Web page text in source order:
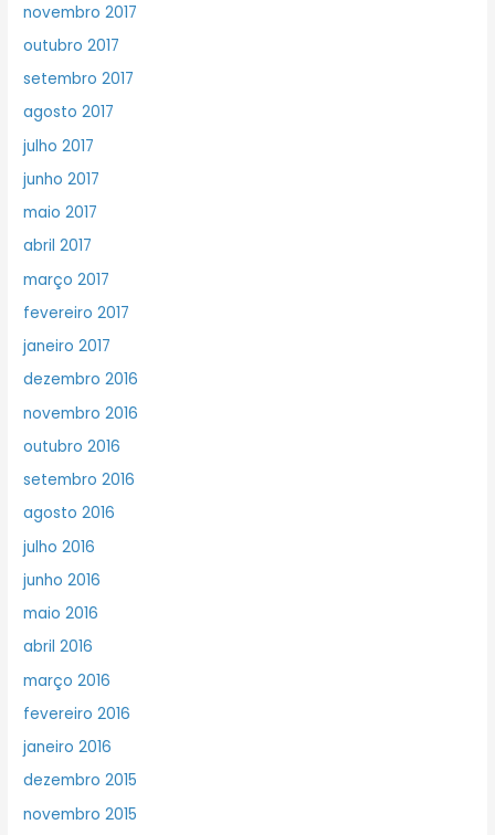
novembro 2017
outubro 2017
setembro 2017
agosto 2017
julho 2017
junho 2017
maio 2017
abril 2017
março 2017
fevereiro 2017
janeiro 2017
dezembro 2016
novembro 2016
outubro 2016
setembro 2016
agosto 2016
julho 2016
junho 2016
maio 2016
abril 2016
março 2016
fevereiro 2016
janeiro 2016
dezembro 2015
novembro 2015